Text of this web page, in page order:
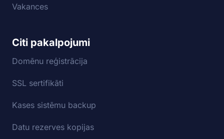
Vakances
Citi pakalpojumi
Domēnu reģistrācija
SSL sertifikāti
Kases sistēmu backup
Datu rezerves kopijas